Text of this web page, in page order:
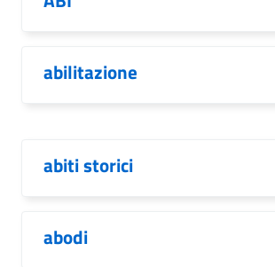
abilitazione
abiti storici
abodi